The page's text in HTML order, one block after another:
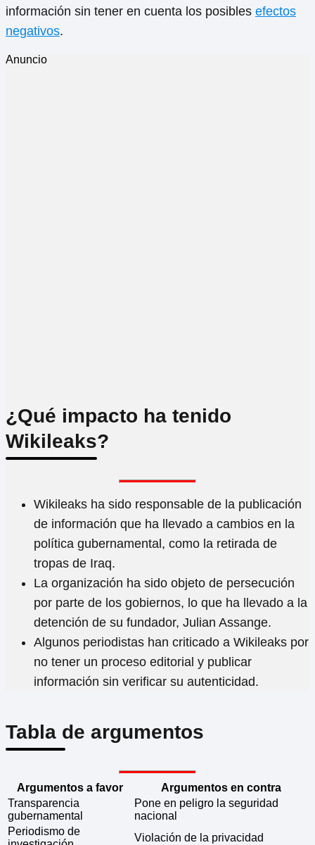
información sin tener en cuenta los posibles efectos
negativos.
Anuncio
¿Qué impacto ha tenido
Wikileaks?
Wikileaks ha sido responsable de la publicación
de información que ha llevado a cambios en la
política gubernamental, como la retirada de
tropas de Iraq.
La organización ha sido objeto de persecución
por parte de los gobiernos, lo que ha llevado a la
detención de su fundador, Julian Assange.
Algunos periodistas han criticado a Wikileaks por
no tener un proceso editorial y publicar
información sin verificar su autenticidad.
Tabla de argumentos
Argumentos a favor
Argumentos en contra
Transparencia
gubernamental
Pone en peligro la seguridad
nacional
Periodismo de
Violación de la privacidad